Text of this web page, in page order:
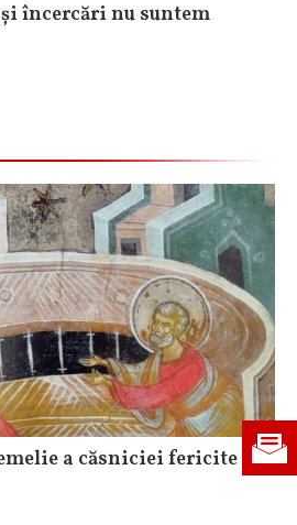
încercări nu suntem
a căsniciei fericite